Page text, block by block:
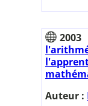
2003
Auteur :